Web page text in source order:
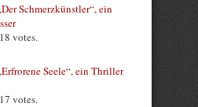
Schmerzkünstler“, ein
votes.
Seele“, ein Thriller
votes.